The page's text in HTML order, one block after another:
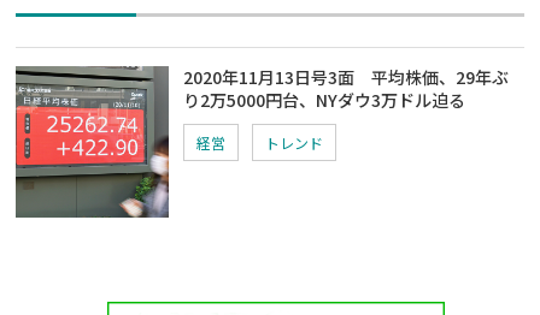
2020年11月13日号3面 平均株価、29年ぶ
り2万5000円台、NYダウ3万ドル迫る
経営 トレンド